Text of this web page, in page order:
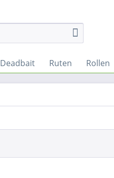
Deadbait Ruten Rollen